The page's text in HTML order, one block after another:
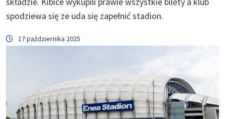
spodziewa się ze uda się zapełnić stadion.
17 października 2025